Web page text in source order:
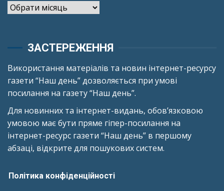
Архіви
ЗАСТЕРЕЖЕННЯ
Використання матеріалів та новин інтернет-ресурсу
газети “Наш день” дозволяється при умові
посилання на газету “Наш день”.
Для новинних та інтернет-видань, обов’язковою
умовою має бути пряме гіпер-посилання на
інтернет-ресурс газети “Наш день” в першому
абзаці, відкрите для пошукових систем.
Політика конфіденційності